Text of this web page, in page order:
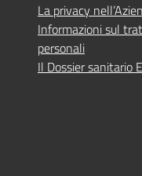
La privacy
Informazioni sul
personali
Il Dossier sanitario